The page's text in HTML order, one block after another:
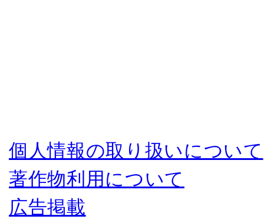
個人情報の取り扱いについて
著作物利用について
広告掲載